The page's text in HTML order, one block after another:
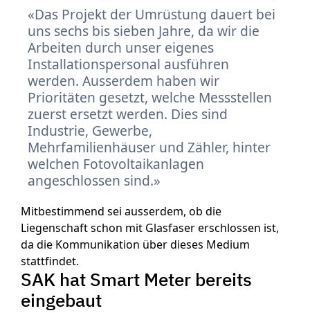
Das Projekt der Umrüstung dauert bei
uns sechs bis sieben Jahre, da wir die
Arbeiten durch unser eigenes
Installationspersonal ausführen
werden. Ausserdem haben wir
Prioritäten gesetzt, welche Messstellen
zuerst ersetzt werden. Dies sind
Industrie, Gewerbe,
Mehrfamilienhäuser und Zähler, hinter
welchen Fotovoltaikanlagen
angeschlossen sind.
Mitbestimmend sei ausserdem, ob die
Liegenschaft schon mit Glasfaser erschlossen ist,
da die Kommunikation über dieses Medium
stattfindet.
SAK hat Smart Meter bereits
eingebaut